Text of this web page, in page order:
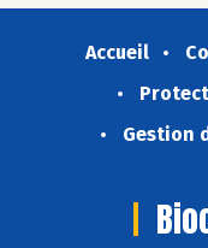
Accueil
Gestion